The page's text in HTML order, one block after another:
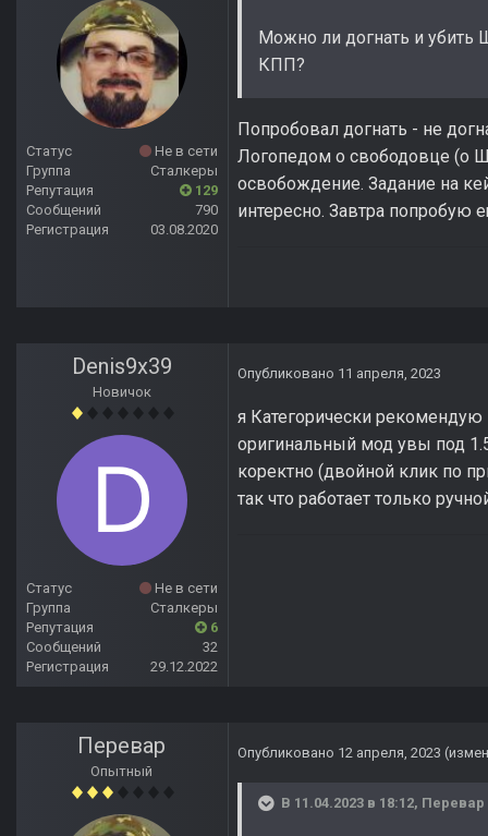
Статус
Не в сети
Группа
Сталкеры
Репутация
129
Сообщений
790
Регистрация
03.08.2020
Можно ли догнать и убить
КПП?
Попробовал догнать - не
Логопедом о свободовце (о
освобождение. Задание на
интересно. Завтра попробую
Denis9x39
Новичок
Статус
Не в сети
Группа
Сталкеры
Репутация
6
Сообщений
32
Регистрация
29.12.2022
Опубликовано 11 апреля, 2023
я Категорически рекомендую
оригинальный мод увы под
коректно (двойной клик по
так что работает только
Перевар
Опытный
Опубликовано 12 апреля, 2023
В 11.04.2023 в 18:12, Перевар